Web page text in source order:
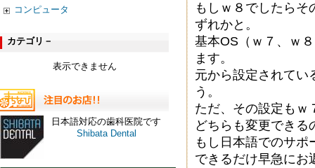
コンピュータ
カテゴリ－
表示できません
日本語対応の歯科医院です
Shibata Dental
もしｗ８でしたら
ずれかと。
基本OS（ｗ７、ｗ
ます。
元から設定されてい
う。
ただ、その設定もｗ
どちらも変更できる
もし日本語でのサ
できるだけ早急にお